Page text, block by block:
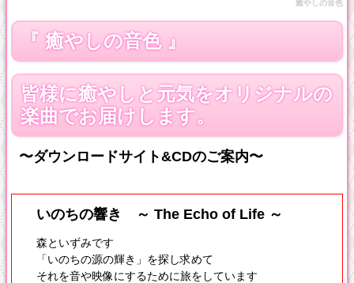
癒やしの音色
『 癒やしの音色』
皆様に癒やしと元気をオリジナルの
楽曲でお届けします。
〜ダウンロードサイト&CDのご案内〜
いのちの響き ～ The Echo of Life ～
森といずみです
「いのちの源の輝き」を探し求めて
それを音や映像にするために旅をしています